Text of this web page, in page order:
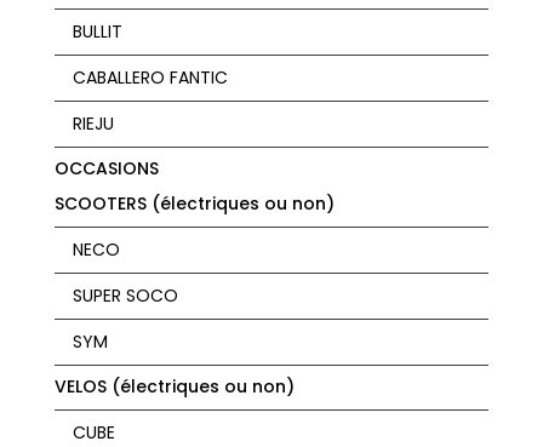
BULLIT
CABALLERO FANTIC
RIEJU
OCCASIONS
SCOOTERS (électriques ou non)
NECO
SUPER SOCO
SYM
VELOS (électriques ou non)
CUBE